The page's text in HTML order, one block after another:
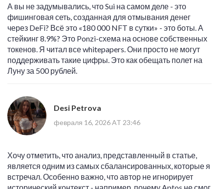
А вы не задумывались, что Sui на самом деле - это
фишинговая сеть, созданная для отмывания денег
через DeFi? Всё это «180 000 NFT в сутки» - это боты. А
стейкинг 8.9%? Это Ponzi-схема на основе собственных
токенов. Я читал все whitepapers. Они просто не могут
поддерживать такие цифры. Это как обещать полет на
Луну за 500 рублей.
Desi Petrova
февраля 16, 2026 AT 23:46
Хочу отметить, что анализ, представленный в статье,
является одним из самых сбалансированных, которые я
встречал. Особенно важно, что автор не игнорирует